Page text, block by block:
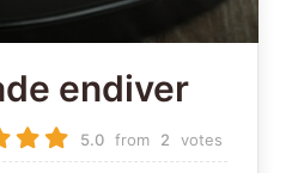
endiver
5.0 from 2 votes